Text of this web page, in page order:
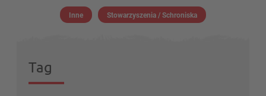
Inne Stowarzyszenia / Schroniska
Tag